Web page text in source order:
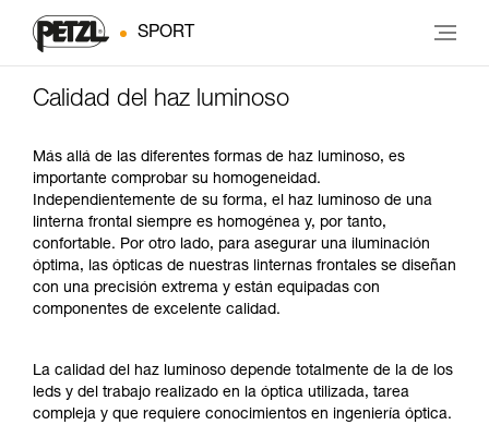
SPORT
Calidad del haz luminoso
Más allá de las diferentes formas de haz luminoso, es
importante comprobar su homogeneidad.
Independientemente de su forma, el haz luminoso de una
linterna frontal siempre es homogénea y, por tanto,
confortable. Por otro lado, para asegurar una iluminación
óptima, las ópticas de nuestras linternas frontales se diseñan
con una precisión extrema y están equipadas con
componentes de excelente calidad.
La calidad del haz luminoso depende totalmente de la de los
leds y del trabajo realizado en la óptica utilizada, tarea
compleja y que requiere conocimientos en ingeniería óptica.